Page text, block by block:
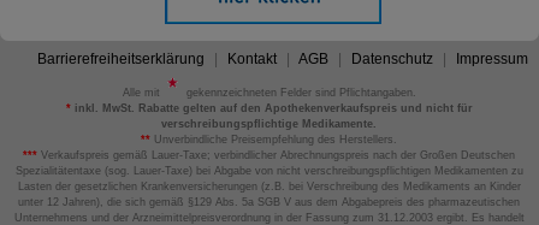
Barrierefreiheitserklärung Kontakt AGB Datenschutz Impressum
Alle mit
gekennzeichneten Felder sind Pflichtangaben.
*inkl. MwSt. Rabatte gelten auf den Apothekenverkaufspreis und nicht für
verschreibungspflichtige Medikamente.
** Unverbindliche Preisempfehlung des Herstellers.
*** Verkaufspreis gemäß Lauer-Taxe; verbindlicher Abrechnungspreis nach der Großen Deutschen
Spezialitätentaxe (sog. Lauer-Taxe) bei Abgabe von nicht verschreibungspflichtigen Medikamenten zu
Lasten der gesetzlichen Krankenversicherungen (z.B. bei Verschreibung des Medikaments an Kinder
unter 12 Jahren), die sich gemäß §129 Abs. 5a SGB V aus dem Abgabepreis des pharmazeutischen
Unternehmens und der Arzneimittelpreisverordnung in der Fassung zum 31.12.2003 ergibt. Es handelt